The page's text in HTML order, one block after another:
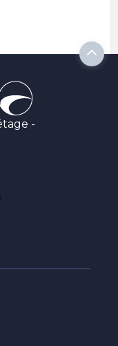
-